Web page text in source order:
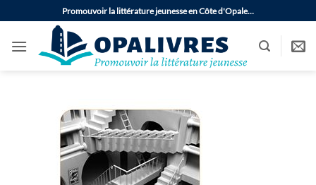
au
contenu
Promouvoir la littérature jeunesse en Côte d'Opale…